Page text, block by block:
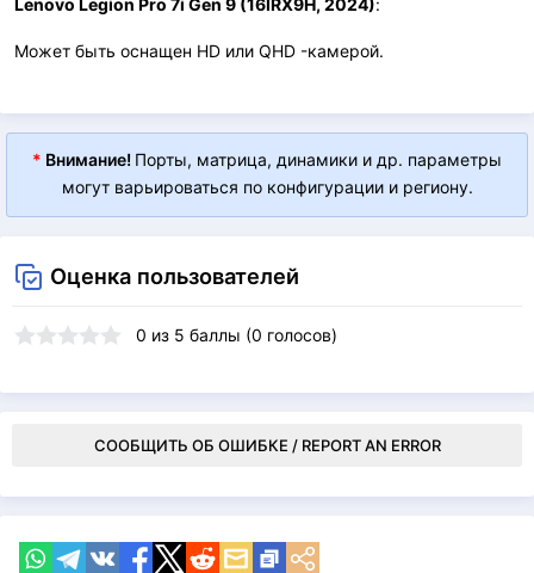
Lenovo Legion Pro 7i Gen 9 (16IRX9H, 2024):
Может быть оснащен HD или QHD -камерой.
* Внимание! Порты, матрица, динамики и др. параметры
могут варьироваться по конфигурации и региону.
Оценка пользователей
0 из 5 баллы (0 голосов)
СООБЩИТЬ ОБ ОШИБКЕ / REPORT AN ERROR